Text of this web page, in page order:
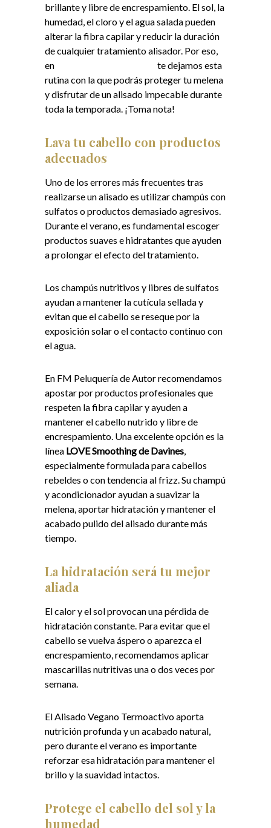
brillante y libre de encrespamiento. El sol, la
humedad, el cloro y el agua salada pueden
alterar la fibra capilar y reducir la duración
de cualquier tratamiento alisador. Por eso,
en
te dejamos esta
rutina con la que podrás proteger tu melena
y disfrutar de un alisado impecable durante
toda la temporada. ¡Toma nota!
Lava tu cabello con productos
adecuados
Uno de los errores más frecuentes tras
realizarse un alisado es utilizar champús con
sulfatos o productos demasiado agresivos.
Durante el verano, es fundamental escoger
productos suaves e hidratantes que ayuden
a prolongar el efecto del tratamiento.
Los champús nutritivos y libres de sulfatos
ayudan a mantener la cutícula sellada y
evitan que el cabello se reseque por la
exposición solar o el contacto continuo con
el agua.
En FM Peluquería de Autor recomendamos
apostar por productos profesionales que
respeten la fibra capilar y ayuden a
mantener el cabello nutrido y libre de
encrespamiento. Una excelente opción es la
línea LOVE Smoothing de Davines,
especialmente formulada para cabellos
rebeldes o con tendencia al frizz. Su champú
y acondicionador ayudan a suavizar la
melena, aportar hidratación y mantener el
acabado pulido del alisado durante más
tiempo.
La hidratación será tu mejor
aliada
El calor y el sol provocan una pérdida de
hidratación constante. Para evitar que el
cabello se vuelva áspero o aparezca el
encrespamiento, recomendamos aplicar
mascarillas nutritivas una o dos veces por
semana.
El Alisado Vegano Termoactivo aporta
nutrición profunda y un acabado natural,
pero durante el verano es importante
reforzar esa hidratación para mantener el
brillo y la suavidad intactos.
Protege el cabello del sol y la
humedad